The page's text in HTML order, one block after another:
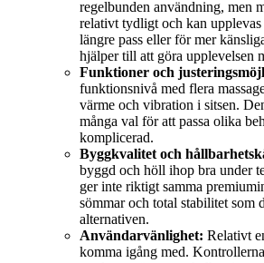
regelbunden användning, men
relativt tydligt och kan
längre pass eller för mer
hjälper till att göra upplevelsen
Funktioner och
funktionsnivå med flera
värme och vibration i sitsen.
många val för att passa olika
komplicerad.
Byggkvalitet och
byggd och höll ihop bra under
ger inte riktigt samma
sömmar och total stabilitet som
alternativen.
Användarvänlighet: Relativt
komma igång med.